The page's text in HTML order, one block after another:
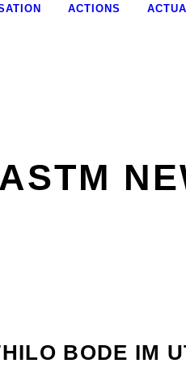
ACTIONS
ASTM
BODE IM